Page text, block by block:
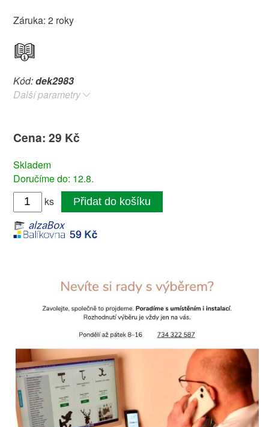
Záruka: 2 roky
Kód:dek2983
Další parametry
Cena: 29 Kč
Skladem
Doručíme do: 12.8.
ks
Přidat do košíku